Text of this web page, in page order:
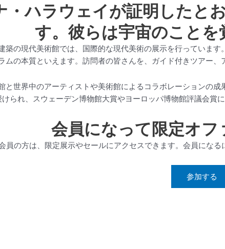
・ハラウェイが証明した
す。彼らは宇宙のことを
築の現代美術館では、国際的な現代美術の展示を行っていま
ムの本質といえます。訪問者の皆さんを、ガイド付きツアー
と世界中のアーティストや美術館によるコラボレーションの
られ、スウェーデン博物館大賞やヨーロッパ博物館評議会賞
会員になって限定オフ
員の方は、限定展示やセールにアクセスできます。会員になる
参加する